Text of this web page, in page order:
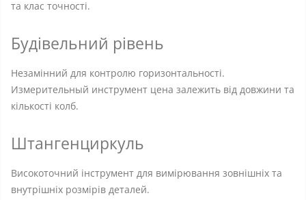
та клас точності.
Будівельний рівень
Незамінний для контролю горизонтальності.
Измерительный инструмент цена залежить від довжини та
кількості колб.
Штангенциркуль
Високоточний інструмент для вимірювання зовнішніх та
внутрішніх розмірів деталей.